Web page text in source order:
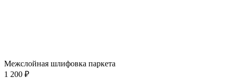
Межслойная шлифовка паркета
1 200 ₽